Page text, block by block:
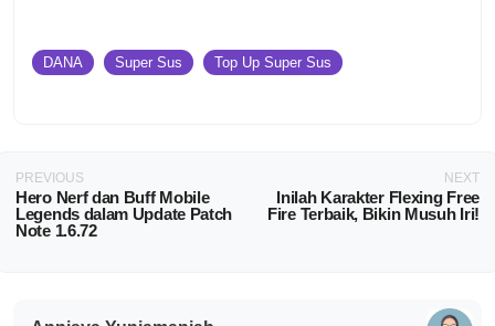
DANA Super Sus Top Up Super Sus
PREVIOUS
Hero Nerf dan Buff Mobile
Legends dalam Update Patch
Note 1.6.72
NEXT
Inilah Karakter Flexing Free
Fire Terbaik, Bikin Musuh Iri!